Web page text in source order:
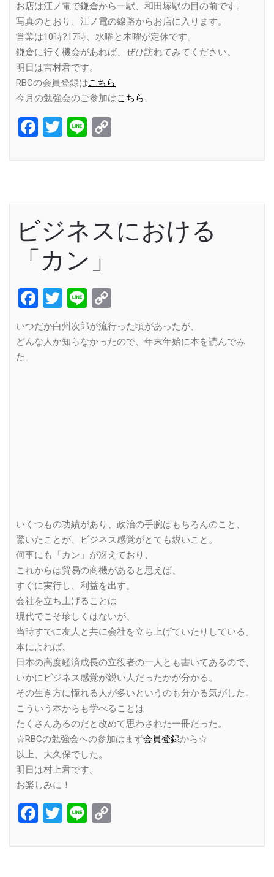
お店は江ノ電で鎌倉から一駅、和田塚駅の目の前です。
写真のとおり、江ノ電の線路からお店に入ります。
営業は10時?17時、水曜と木曜が定休です。
鎌倉に行く機会があれば、ぜひ訪れてみてください。
明日は吉村君です。
RBCの会員登録はこちら
今月の勉強会のご参加はこちら
Facebook
Twitter
Line
ビジネスにおける
「カン」
Facebook
Twitter
Line
Link
いつだか白州次郎が流行った頃があったが、
どんな人か知らなかったので、年末年始に本を読んでみ
た。
いくつもの功績があり、政治の手腕はもちろんのこと、
驚いたことが、ビジネス感覚がとても鋭いこと。
何事にも「カン」が冴えており、
これからは貿易の商機があると思えば、
すぐに実行し、利益を出す。
会社を立ち上げることは
現代でこそ珍しくはないが、
当時すでに友人と共に会社を立ち上げていたりしている。
本によれば、
日本の高度経済成長の立役者の一人とも書いてあるので、
いかにビジネス感覚が鋭い人だったかが分かる。
その生き方に憧れる人が多いというのも分かる気がした。
こういう本からも学べることは
たくさんあるのだと改めて思わされた一冊だった。
☆RBCの勉強会への参加はまず会員登録から☆
以上、大久保でした。
明日は村上君です。
お楽しみに！
Facebook
Twitter
Line